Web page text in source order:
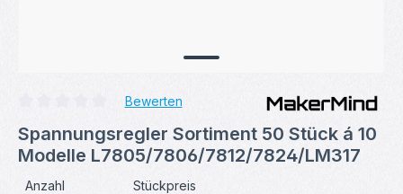
Bewerten
Spannungsregler Sortiment 50 Stück á 10
Modelle L7805/7806/7812/7824/LM317
Anzahl Stückpreis